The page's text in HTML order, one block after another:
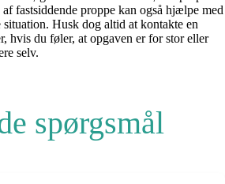
fastsiddende proppe kan også hjælpe med
situation. Husk dog altid at kontakte en
hvis du føler, at opgaven er for stor eller
selv.
spørgsmål